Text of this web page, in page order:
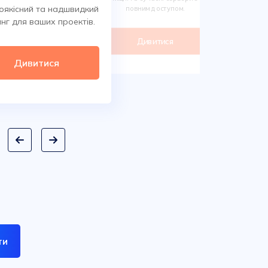
та надшвидкий
для ваших проектів.
Дивитися
повним доступом.
Дивитися